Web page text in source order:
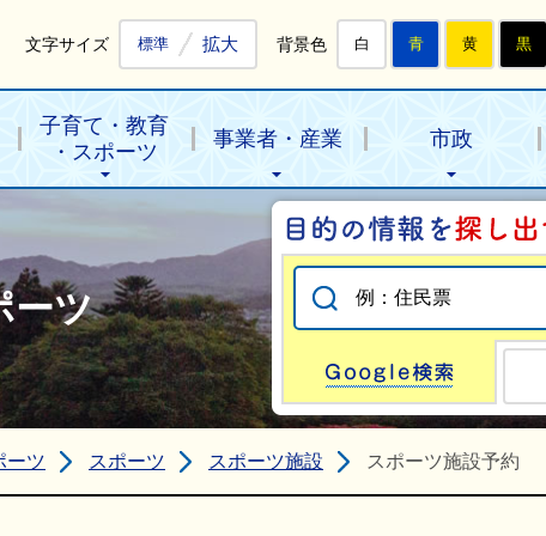
文字サイズ 標準 拡大 背景色 白 青 黄 黒
子育て・教育
・スポーツ
事業者・産業 市政
ーツ
ーツ スポーツ スポーツ施設 スポーツ施設予約